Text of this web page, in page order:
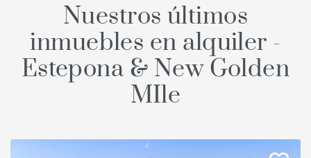
Nuestros últimos
inmuebles en alquiler -
Estepona & New Golden
MIle